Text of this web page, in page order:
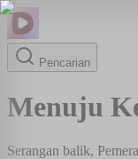
Pencarian
Menuju
Serangan balik,